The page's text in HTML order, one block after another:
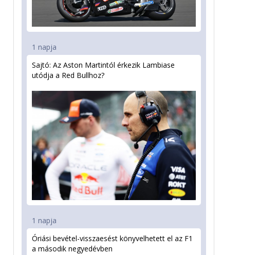
1 napja
Sajtó: Az Aston Martintól érkezik Lambiase
utódja a Red Bullhoz?
1 napja
Óriási bevétel-visszaesést könyvelhetett el az F1
a második negyedévben